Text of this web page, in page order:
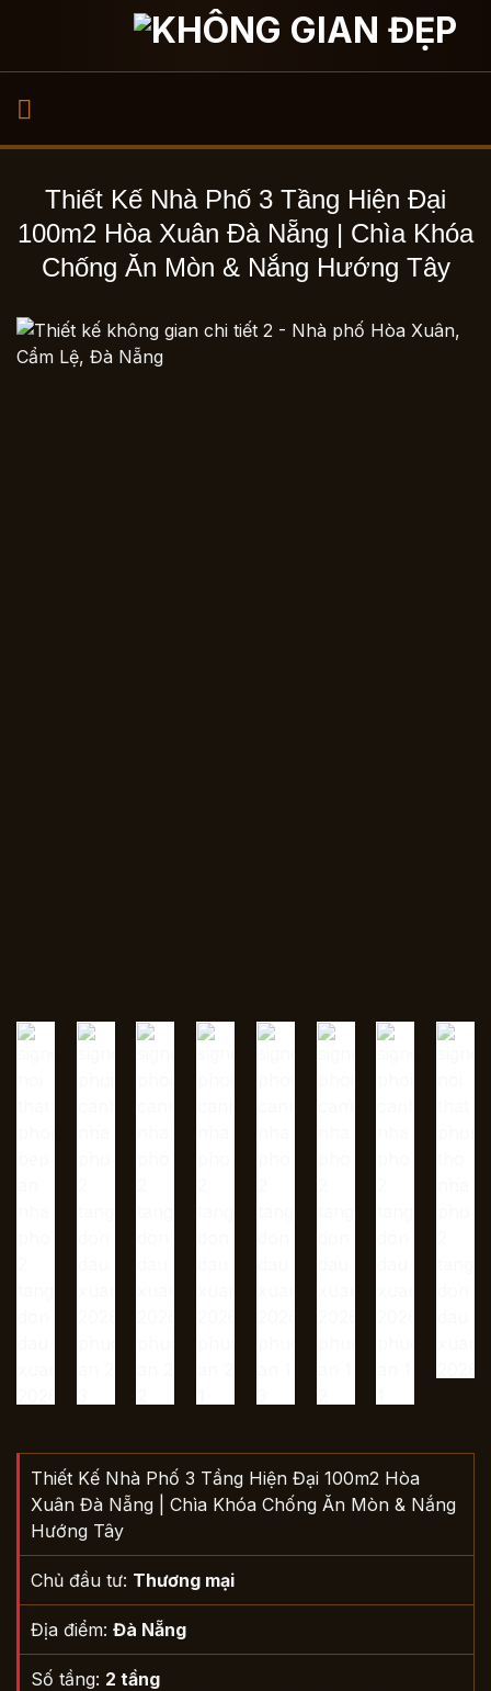
Thiết Kế Nhà Phố 3 Tầng Hiện Đại
100m2 Hòa Xuân Đà Nẵng | Chìa Khóa
Chống Ăn Mòn & Nắng Hướng Tây
Thiết Kế Nhà Phố 3 Tầng Hiện Đại 100m2 Hòa
Xuân Đà Nẵng | Chìa Khóa Chống Ăn Mòn & Nắng
Hướng Tây
Chủ đầu tư: Thương mại
Địa điểm: Đà Nẵng
Số tầng: 2 tầng